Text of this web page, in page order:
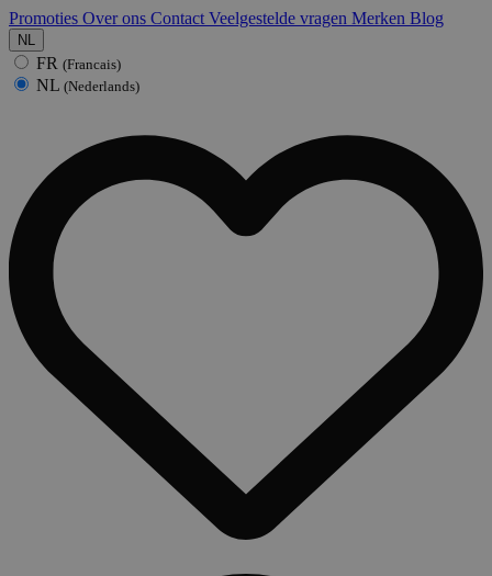
Promoties Over ons Contact Veelgestelde vragen Merken Blog
NL
FR (Francais)
NL (Nederlands)